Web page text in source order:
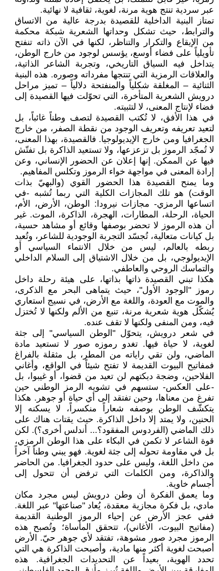
عبر سردية تنتج هوية مرنة، لغوية، ثقافية لا نهائية.
تمتاز البنية الداخلية للقصيدة بدرجة عالية من الاتساق
والترابط، حيث تشكل وحداتها الشعرية شبكة محكمة
من الإيقاع والتكرار والتناظر، لكنها في الآن ذاته تنفتح
تأويلياً على فضاء أوسع، يؤسس لوجود من خارج الوطن،
يتداخل فيه السياق التاريخي، وتجربة الشاعر الذاتية،
والعلاقات الرمزية التي تنتجها مفرداته وصوره. هذه البنية
الثنائية – المغلقة شكلياً والمنفتحة دلالياً – تميز مراحل
درويش الشعرية المتأخرة، التي تحوّلت فيها القصيدة إلى
فضاء لإنتاج المعنى، لا لتثبيته.
في هذا الأفق، لا تُكتب القصيدة لتصف وطناً غائباً، بل
لتعيد تعريفه وتعريف الوجود من نقطة الصفر، من خارج
الجغرافيا ومن خارج الإيديولوجيا. فالقصيدة، بهذا المعنى،
لا تُمجّد الرموز بل تزعزعها، ولا تستعيد الذاكرة بل تفتّش
فيها عن الممكن. إنها إعلان عن الحضور الإنساني، وعن
إرادة المعنى في مواجهة خواء الرموز وتكلس المفاهيم.
وما يمنح القصيدة هذا الحضور القوي (والبهيّ بذات
الوقت) هو تلك المجازات الكلية التي ربما تُشبه -في
اتساعها الرمزي- مجازات نيرودا: الوطن، الأرض، الأم،
الحياة، الرحلة، المطارات، الهجرة، الذاكرة، الموت. غير
أن هذه الرموز لا تحضر بوصفها وقائع أو مشاهد حسية،
بل كيانات متعالية، تُجسّد التجربة الوجودية للشاعر، وتُعيد
ربطه بالعالم، ليس من خلال الانتماء السياسي أو
الإيديولوجي، بل من خلال الاشتياق إلى السلام الداخلي
والتماسك الروحي والعاطفي.
هكذا تبني القصيدة ذاتها بذاتها، على هيئة رحلة داخل
رموز "الوجود الأول"، حيث يتماهى البحر مع الذكرى،
والموت مع العودة، واللغة مع الأرض، في نسيج استعاري
يُشكّل هوية شعرية مرنة، تنبع من الألم ولكنها لا تُختزل
فيه، ومن المنفى ولكنها لا تقف عنده.
في شعر درويش، يتحوّل "الوطن السياسي" إلى جثة
لغوية، لا حياة فيها. تغدو رموزه صور لا تستعيد مادة
الماضي، ولن تقي راياته من المطر، بل مثقلة بالفراغ
فمفاتيح البيوت القديمة لا تفتح شيئاً في الواقع، وأغاني
الفلاحين، وضجة دبكتهم لن تعيد من قضوا، أو غيبوا، بل
-على العكس- ستسهم في تشويه الرمز الوطني حين
تفرغ من معناها، وحين تفتقد إلى أي حياة أو جوهر. هكذا
يتكشّف الوطن بوصفه شعاراً منكسراً، لا يسكنه إلا
الحنين، ولا يمتد إلا داخل الذاكرة. حيث يقتات هناك على
ذلك الماضي (الفردوس المفقود؟... أندلس أخرى؟). لكن
قوة الشاعر لا تكمن في البكاء على هذا الوطن الرمزي،
بل في مقاومة تحوله إلى جثة لغوية. فهو يبني وطناً آخراً
من داخل اللغة، وليس على حدود الجغرافيا. من الحاضر
والذاكرة، ومن الكلمات التي ترفض أن تتحول إلى
أجسام خاوية.
وما يعمق الفكرة أن وطن درويش ليس مجرد مكان
مادي، بل فكرة مجازية معقدة، يُعاد "صناعتها" عبر اللغة.
ففي عجز الأرض عن إحياء الرموز الوطنية القديمة
(مفاتيح البيوت، الأغاني)، تتحقق المأساة؛ وتُصبح هذه
الرموز مجرد صور مشوهة، تفتقد لأي جوهر حيّ. الأرض
أصبحت لغوية أكثر منها مادية، وأصبحت الذاكرة هي التي
تحدد الهوية، بعيداً عن التحديدات الجغرافية. هذه